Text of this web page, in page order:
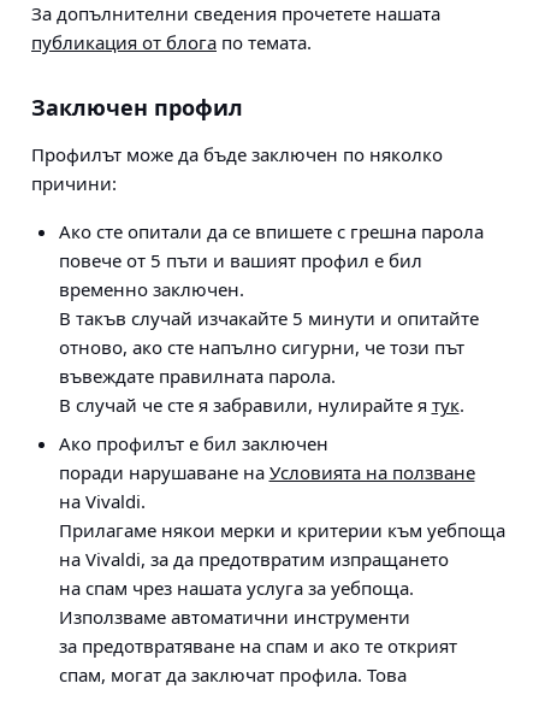
За допълнителни сведения прочетете нашата
публикация от блога по темата.
Заключен профил
Профилът може да бъде заключен по няколко
причини:
Ако сте опитали да се впишете с грешна парола
повече от 5 пъти и вашият профил е бил
временно заключен.
В такъв случай изчакайте 5 минути и опитайте
отново, ако сте напълно сигурни, че този път
въвеждате правилната парола.
В случай че сте я забравили, нулирайте я тук.
Ако профилът е бил заключен
поради нарушаване на Условията на ползване
на Vivaldi.
Прилагаме някои мерки и критерии към уебпоща
на Vivaldi, за да предотвратим изпращането
на спам чрез нашата услуга за уебпоща.
Използваме автоматични инструменти
за предотвратяване на спам и ако те открият
спам, могат да заключат профила. Това